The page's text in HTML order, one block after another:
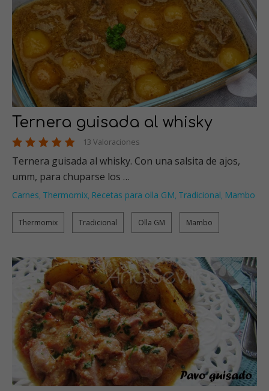
Ternera guisada al whisky
13 Valoraciones
Ternera guisada al whisky. Con una salsita de ajos,
umm, para chuparse los …
Carnes, Thermomix, Recetas para olla GM, Tradicional, Mambo
Thermomix Tradicional Olla GM Mambo